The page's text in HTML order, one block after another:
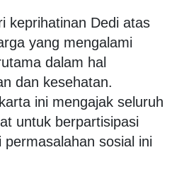
keprihatinan Dedi atas
yang mengalami
dalam hal
dan kesehatan.
ini mengajak seluruh
untuk berpartisipasi
sosial ini